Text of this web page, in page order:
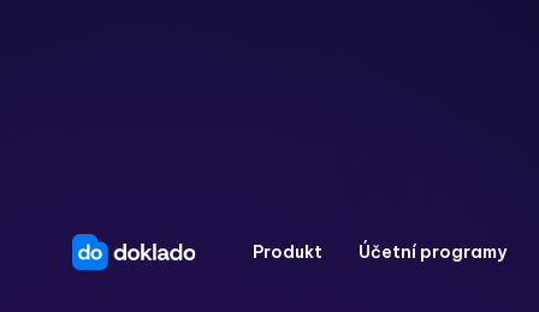
Produkt Účetní programy